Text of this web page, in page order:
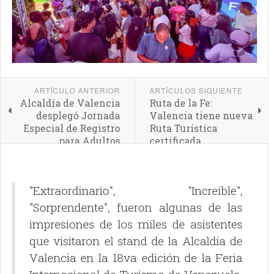
ARTÍCULO ANTERIOR
Alcaldía de Valencia
desplegó Jornada
Especial de Registro
para Adultos
ARTÍCULOS SIGUIENTE
Ruta de la Fe:
Valencia tiene nueva
Ruta Turística
certificada
"Extraordinario", "Increíble",
"Sorprendente", fueron algunas de las
impresiones de los miles de asistentes
que visitaron el stand de la Alcaldía de
Valencia en la 18va edición de la Feria